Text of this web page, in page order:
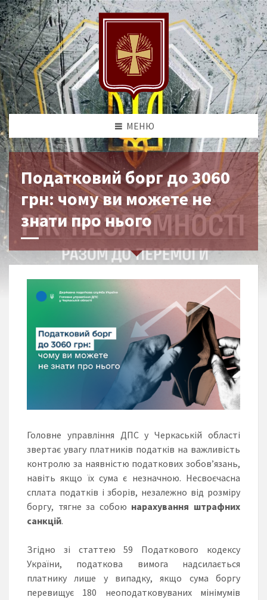
МЕНЮ
Податковий борг до 3060
грн: чому ви можете не
знати про нього
Головне управління ДПС у Черкаській області
звертає увагу платників податків на важливість
контролю за наявністю податкових зобов’язань,
навіть якщо їх сума є незначною. Несвоєчасна
сплата податків і зборів, незалежно від розміру
боргу, тягне за собою нарахування штрафних
санкцій.
Згідно зі статтею 59 Податкового кодексу
України, податкова вимога надсилається
платнику лише у випадку, якщо сума боргу
перевищує 180 неоподатковуваних мінімумів